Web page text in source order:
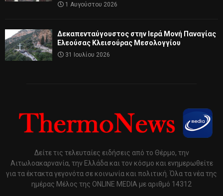
1 Αυγούστου 2026
Δεκαπενταύγουστος στην Ιερά Μονή Παναγίας
Ελεούσας Κλεισούρας Μεσολογγίου
31 Ιουλίου 2026
Δείτε τις τελευταίες ειδήσεις από το Θέρμο, την
Αιτωλοακαρνανία, την Ελλάδα και τον κόσμο και ενημερωθείτε
για τα έκτακτα γεγονότα σε κοινωνία και πολιτική. Όλα τα νέα της
ημέρας Μέλος της ONLINE MEDIA με αριθμό 14312